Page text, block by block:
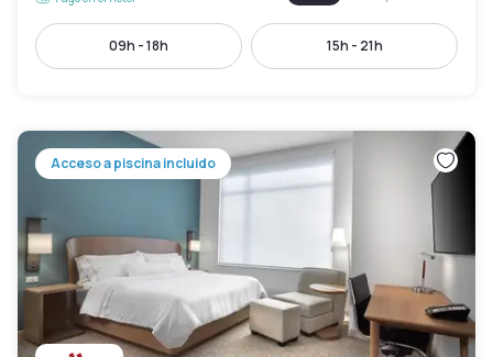
09h - 18h 15h - 21h
Acceso a piscina incluido